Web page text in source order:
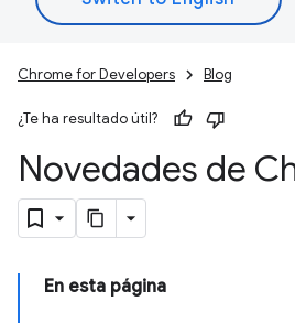
Chrome for Developers Blog
¿Te ha resultado útil?
Novedades de
En esta página